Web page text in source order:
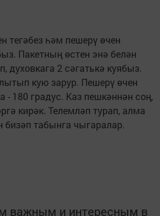
тегәбез һәм пешерү өчен
Пакетның өстен энә белән
духовкага 2 сәгатькә куябыз.
кую зарур. Пешерү өчен
- 180 градус. Каз пешкәннән соң,
кирәк. Телемләп турап, алма
табынга чыгаралар.
важным и интересным в